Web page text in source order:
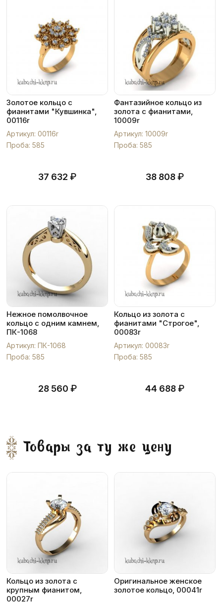
Золотое кольцо с
фианитами "Кувшинка",
00116r
Артикул: 00116r
Проба: 585
37 632 ₽
Фантазийное кольцо из
золота с фианитами,
10009r
Артикул: 10009r
Проба: 585
38 808₽
Нежное помолвочное
кольцо с одним камнем,
ПК-1068
Артикул: ПК-1068
Проба: 585
28 560 ₽
Кольцо из золота с
фианитами "Строгое",
00083r
Артикул: 00083r
Проба: 585
44 688₽
Товары за ту же цену
Кольцо из золота с
крупным фианитом,
00027r
Оригинальное женское
золотое кольцо, 00041r